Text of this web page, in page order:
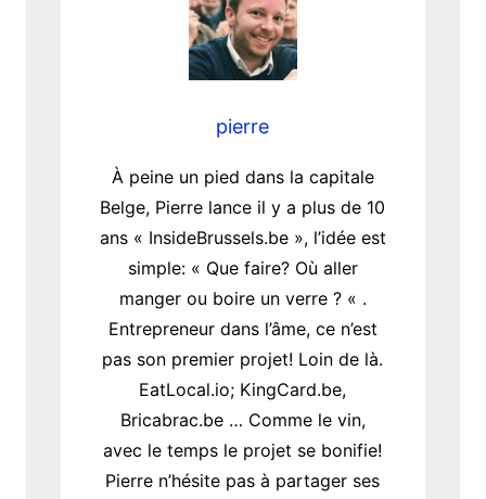
pierre
À peine un pied dans la capitale
Belge, Pierre lance il y a plus de 10
ans « InsideBrussels.be », l’idée est
simple: « Que faire? Où aller
manger ou boire un verre ? « .
Entrepreneur dans l’âme, ce n’est
pas son premier projet! Loin de là.
EatLocal.io; KingCard.be,
Bricabrac.be … Comme le vin,
avec le temps le projet se bonifie!
Pierre n’hésite pas à partager ses